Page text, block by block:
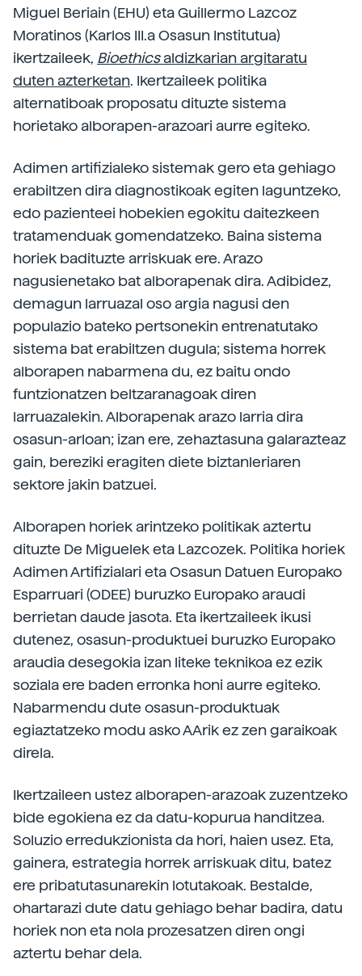
Miguel Beriain (EHU) eta Guillermo Lazcoz
Moratinos (Karlos III.a Osasun Institutua)
ikertzaileek, Bioethicsaldizkarian argitaratu
duten azterketan. Ikertzaileek politika
alternatiboak proposatu dituzte sistema
horietako alborapen-arazoari aurre egiteko.
Adimen artifizialeko sistemak gero eta gehiago
erabiltzen dira diagnostikoak egiten laguntzeko,
edo pazienteei hobekien egokitu daitezkeen
tratamenduak gomendatzeko. Baina sistema
horiek badituzte arriskuak ere. Arazo
nagusienetako bat alborapenak dira. Adibidez,
demagun larruazal oso argia nagusi den
populazio bateko pertsonekin entrenatutako
sistema bat erabiltzen dugula; sistema horrek
alborapen nabarmena du, ez baitu ondo
funtzionatzen beltzaranagoak diren
larruazalekin. Alborapenak arazo larria dira
osasun-arloan; izan ere, zehaztasuna galarazteaz
gain, bereziki eragiten diete biztanleriaren
sektore jakin batzuei.
Alborapen horiek arintzeko politikak aztertu
dituzte De Miguelek eta Lazcozek. Politika horiek
Adimen Artifizialari eta Osasun Datuen Europako
Esparruari (ODEE) buruzko Europako araudi
berrietan daude jasota. Eta ikertzaileek ikusi
dutenez, osasun-produktuei buruzko Europako
araudia desegokia izan liteke teknikoa ez ezik
soziala ere baden erronka honi aurre egiteko.
Nabarmendu dute osasun-produktuak
egiaztatzeko modu asko AArik ez zen garaikoak
direla.
Ikertzaileen ustez alborapen-arazoak zuzentzeko
bide egokiena ez da datu-kopurua handitzea.
Soluzio erredukzionista da hori, haien usez. Eta,
gainera, estrategia horrek arriskuak ditu, batez
ere pribatutasunarekin lotutakoak. Bestalde,
ohartarazi dute datu gehiago behar badira, datu
horiek non eta nola prozesatzen diren ongi
aztertu behar dela.